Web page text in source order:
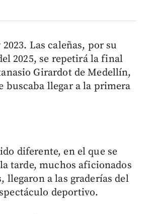
Las caleñas, por su
2025, se repetirá la final
Girardot de Medellín,
buscaba llegar a la primera
diferente, en el que se
tarde, muchos aficionados
llegaron a las graderías del
deportivo.